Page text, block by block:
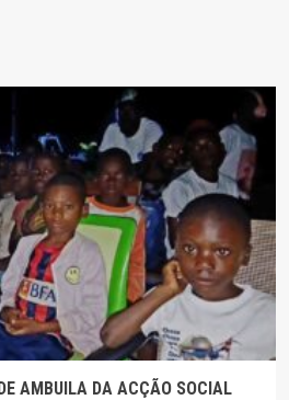
AMBUILA DA ACÇÃO SOCIAL